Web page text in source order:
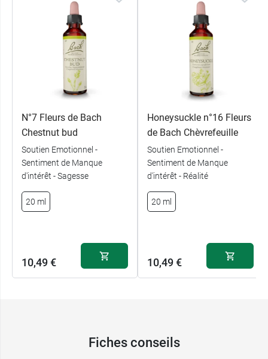
N°7 Fleurs de Bach
Chestnut bud
Soutien Emotionnel -
Sentiment de Manque
d'intérêt - Sagesse
20 ml
10,49 €
Honeysuckle n°16 Fleurs
de Bach Chèvrefeuille
Soutien Emotionnel -
Sentiment de Manque
d'intérêt - Réalité
20 ml
10,49 €
Fiches conseils